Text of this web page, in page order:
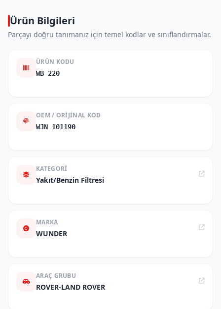
Ürün Bilgileri
Parçayı doğru tanımanız için temel kodlar ve sınıflandırmalar.
ÜRÜN KODU
WB 220
OEM / ORIJINAL KOD
WJN 101190
KATEGORI
Yakıt/Benzin Filtresi
MARKA
WUNDER
ARAÇ GRUBU
ROVER-LAND ROVER